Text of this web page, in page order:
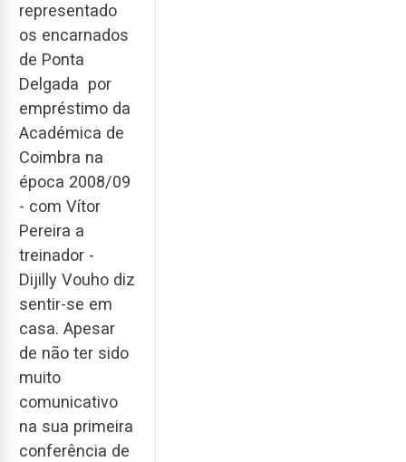
representado
os encarnados
de Ponta
Delgada por
empréstimo da
Académica de
Coimbra na
época 2008/09
- com Vítor
Pereira a
treinador -
Dijilly Vouho diz
sentir-se em
casa. Apesar
de não ter sido
muito
comunicativo
na sua primeira
conferência de